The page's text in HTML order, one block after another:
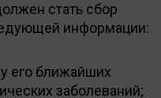
стать сбор
информации:
его ближайших
заболеваний;